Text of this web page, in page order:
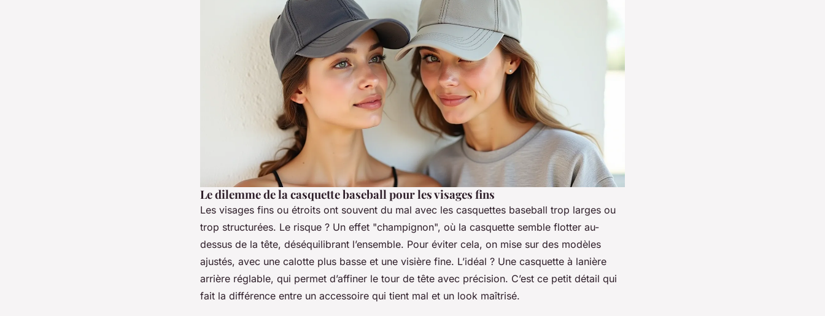
Le dilemme de la casquette baseball pour les visages fins
Les visages fins ou étroits ont souvent du mal avec les casquettes baseball trop larges ou
trop structurées. Le risque ? Un effet "champignon", où la casquette semble flotter au-
dessus de la tête, déséquilibrant l’ensemble. Pour éviter cela, on mise sur des modèles
ajustés, avec une calotte plus basse et une visière fine. L’idéal ? Une casquette à lanière
arrière réglable, qui permet d’affiner le tour de tête avec précision. C’est ce petit détail qui
fait la différence entre un accessoire qui tient mal et un look maîtrisé.